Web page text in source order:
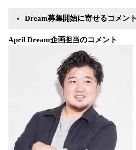
Dream募集開始に寄せるコメント
April Dream企画担当のコメント